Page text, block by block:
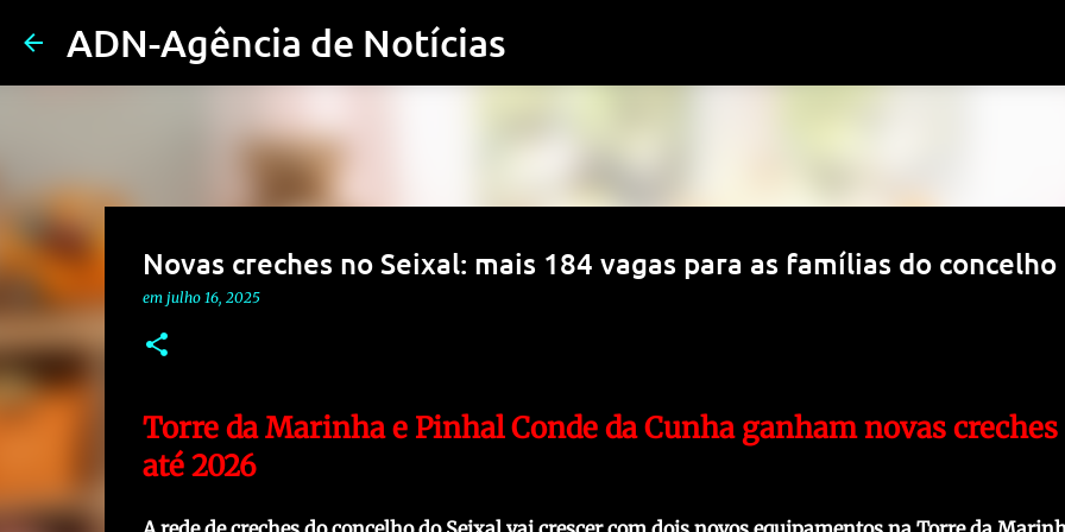
ADN-Agência de Notícias
Novas creches no Seixal: mais 184 vagas para as famílias do concelho
em julho 16, 2025
Torre da Marinha e Pinhal Conde da Cunha ganham novas creches
até 2026